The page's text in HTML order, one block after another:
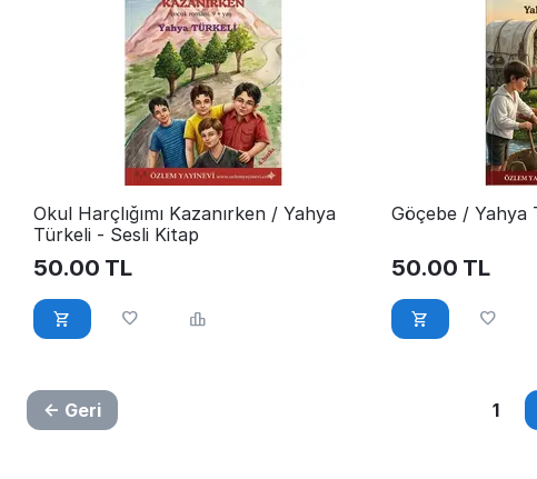
Okul Harçlığımı Kazanırken / Yahya
Türkeli - Sesli Kitap
50.00 TL
Göçebe / Yahya
50.00 TL
Geri 1